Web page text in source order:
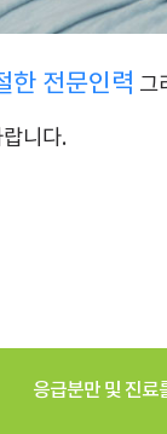
한 전문인력 그
니다.
응급분만 및 진료